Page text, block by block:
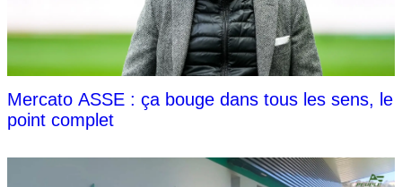
Mercato ASSE : ça bouge dans tous les sens, le
point complet